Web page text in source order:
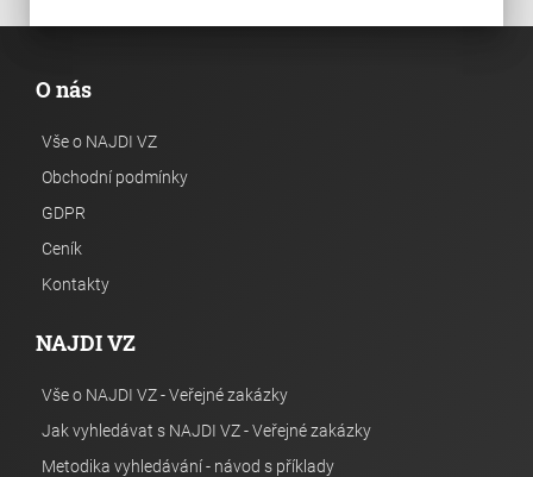
O nás
Vše o NAJDI VZ
Obchodní podmínky
GDPR
Ceník
Kontakty
NAJDI VZ
Vše o NAJDI VZ - Veřejné zakázky
Jak vyhledávat s NAJDI VZ - Veřejné zakázky
Metodika vyhledávání - návod s příklady